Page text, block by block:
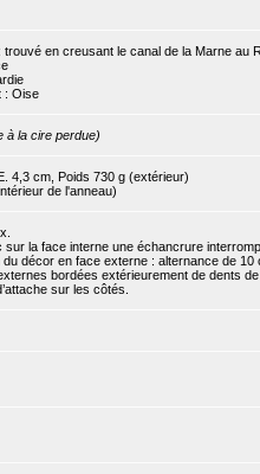
trouvé en creusant le canal de la Marne au
: Oise
à la cire perdue)
4,3 cm, Poids 730 g (extérieur)
de l'anneau)
sur la face interne une échancrure
du décor en face externe : alternance de
bordées extérieurement de dents
sur les côtés.